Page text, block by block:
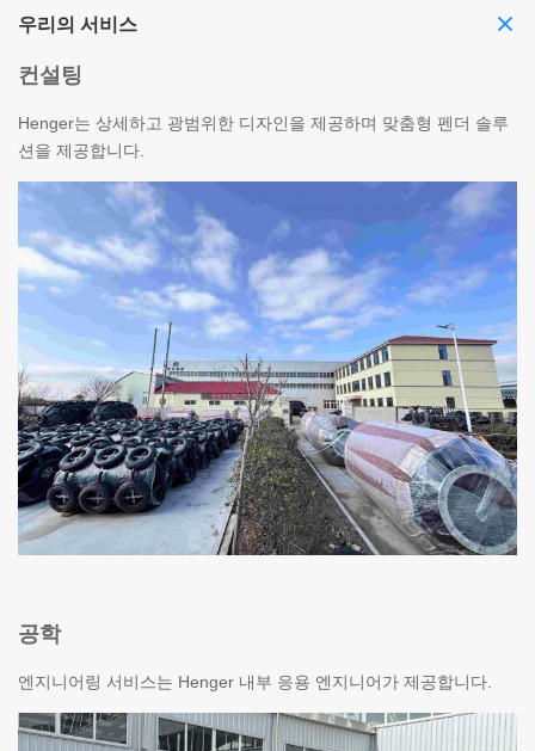
우리의 서비스
컨설팅
Henger는 상세하고 광범위한 디자인을 제공하며 맞춤형 펜더 솔루
션을 제공합니다.
공학
엔지니어링 서비스는 Henger 내부 응용 엔지니어가 제공합니다.